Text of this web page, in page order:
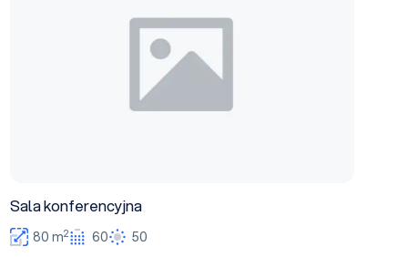
Sala konferencyjna
80 m2 60 50